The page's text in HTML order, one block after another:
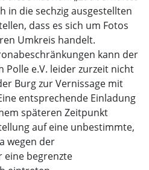
in die sechzig ausgestellten
dass es sich um Fotos
Umkreis handelt.
kann der
e.V. leider zurzeit nicht
Burg zur Vernissage mit
entsprechende Einladung
späteren Zeitpunkt
auf eine unbestimmte,
wegen der
eine begrenzte